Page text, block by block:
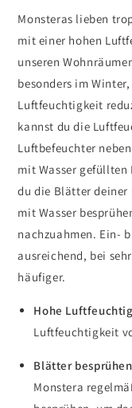
Monsteras lieben
mit einer hohen
unseren
besonders im
Luftfeuchtigkeit
kannst du die
Luftbefeuchter
mit Wasser
du die Blätter deiner
mit Wasser
nachzuahmen. Ein-
ausreichend, bei
häufiger.
Hohe
Luftfeuchtigkeit
Blätter
Monstera